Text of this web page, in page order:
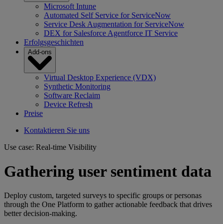
Microsoft Intune
Automated Self Service for ServiceNow
Service Desk Augmentation for ServiceNow
DEX for Salesforce Agentforce IT Service
Erfolgsgeschichten
Add-ons
Virtual Desktop Experience (VDX)
Synthetic Monitoring
Software Reclaim
Device Refresh
Preise
Kontaktieren Sie uns
Use case: Real-time Visibility
Gathering user sentiment data
Deploy custom, targeted surveys to specific groups or personas
through the One Platform to gather actionable feedback that drives
better decision-making.